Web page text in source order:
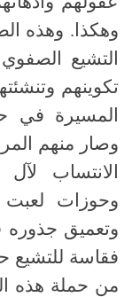
وهكذا. وهذه
التشيع
تكوينهم
المسيرة في
وصار منهم
الانتساب
وحوزات لعبت
وتعميق جذوره
فقاسة للتشيع
من حملة هذه